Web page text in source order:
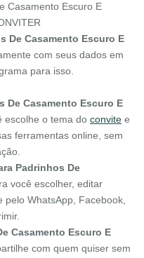
Casamento Escuro E
De Casamento Escuro E
com seus dados em
para isso.
De Casamento Escuro E
escolhe o tema do convite e
ferramentas online, sem
Padrinhos De
você escolher, editar
WhatsApp, Facebook,
Casamento Escuro E
com quem quiser sem